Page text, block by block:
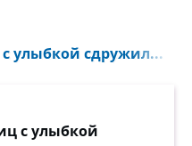
улыбкой сдружил...
с улыбкой